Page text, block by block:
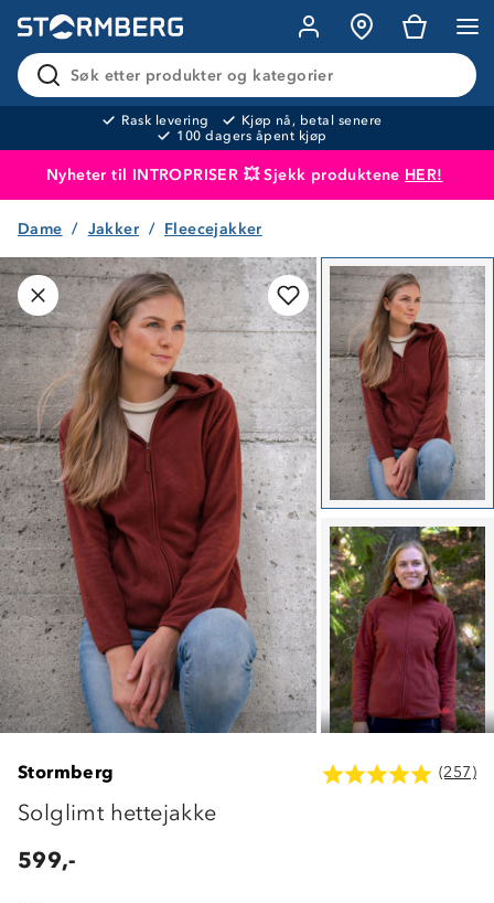
Søk etter produkter og kategorier
Rask levering
Kjøp nå, betal senere
100 dagers åpent kjøp
Nyheter til INTROPRISER 💥 Sjekk produktene HER!
Produktet er lagt i handlekurven
Dame Jakker Fleecejakker
Stormberg (257)
Solglimt hettejakke
599,-